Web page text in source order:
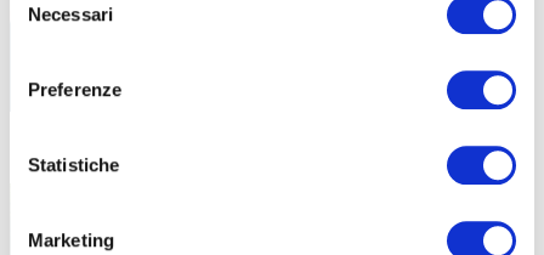
delNecessari
Preferenze
Statistiche
Marketing
22 Luglio 2026